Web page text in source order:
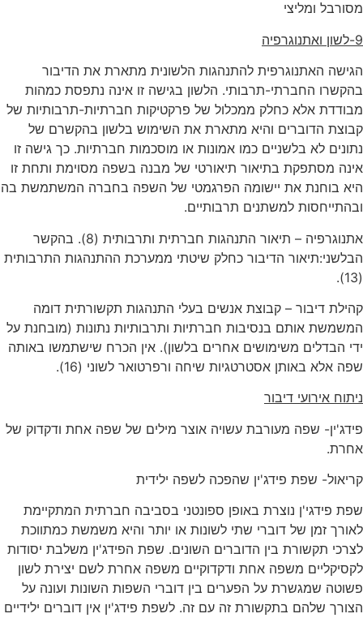
מסורבל ומליצי
9-לשון ואתנוגרפיה
הגישה האתנוגרפית להתנהגות הלשונית מתארת את הדיבור
בהקשרו החברתי-תרבותי. הלשון בגישה זו אינה נתפסת כמהות
מבודדת אלא כחלק ממכלול של פרקטיקות חברתיות-תרבותיות של
קבוצת הדוברים והיא מתארת את השימוש בלשון בהקשרם של
נתונים לא בלשניים כמו אמונות או מוסכמות חברתיות. כך גישה זו
אינה מסתפקת בתיאור תיאורטי של מבנה בשפה מסוימת ותחת זו
היא בוחנת את יישומה הפרגמטי של השפה בחברה המשתמשת בה
ובהתייחסות למשתנים תרבותיים.
אתנוגרפיה – תיאור התנהגות חברתית ותרבותית (8). בהקשר
הבלשני:תיאור הדיבור כחלק שיטתי ממערכת ההתנהגות התרבותית
(13).
קהילת דיבור – קבוצת אנשים בעלי התנהגות תקשורתית דומה
המשמשת אותם בנסיבות חברתיות ותרבותיות נתונות (מובחנת על
ידי הבדלים משימושים אחרים בלשון). אין הכרח שישתמשו באותה
שפה אלא באותן אסטרטגיות שיחה ורפרטואר לשוני (16).
ניתוח אירועי דיבור
פידג'ין- שפה מעורבת עשויה אוצר מילים של שפה אחת ודקדוק של
אחרת.
קריאול- שפת פידג'ין שהפכה לשפה ילידית
שפת פידגי'ן נוצרת באופן ספונטני בסביבה חברתית המתקיימת
לאורך זמן של דוברי שתי לשונות או יותר והיא משמשת כמתווכת
לצרכי תקשורת בין הדוברים השונים. שפת הפידג'ין משלבת יסודות
לקסיקליים משפה אחת ודקדוקיים משפה אחרת לשם יצירת לשון
פשוטה שמגשרת על הפערים בין דוברי השפות השונות ועונה על
הצורך שלהם בתקשורת זה עם זה. לשפת פידג'ין אין דוברים ילידיים